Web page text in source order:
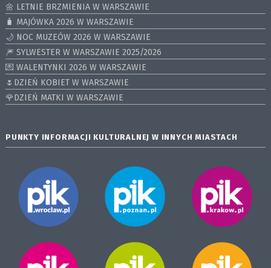
🌼 LETNIE BRZMIENIA W WARSZAWIE
🧳 MAJÓWKA 2026 W WARSZAWIE
🌙 NOC MUZEÓW 2026 W WARSZAWIE
🎆 SYLWESTER W WARSZAWIE 2025/2026
💌 WALENTYNKI 2026 W WARSZAWIE
🌷DZIEŃ KOBIET W WARSZAWIE
🌹DZIEŃ MATKI W WARSZAWIE
PUNKTY INFORMACJI KULTURALNEJ W INNYCH MIASTACH